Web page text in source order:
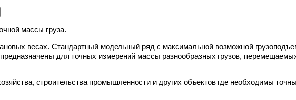
массы груза.
весах. Стандартный модельный ряд с максимальной возможной
для точных измерений массы разнообразных грузов,
строительства промышленности и других объектов где необходимы